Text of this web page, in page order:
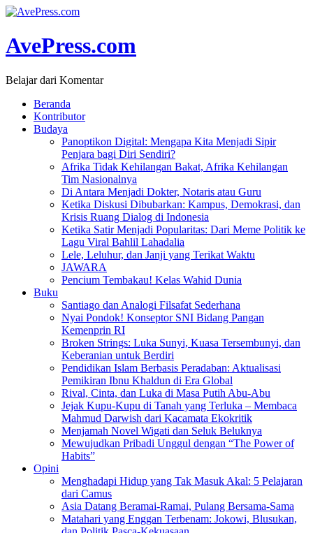
AvePress.com
Belajar dari Komentar
Beranda
Kontributor
Budaya
Panoptikon Digital: Mengapa Kita Menjadi Sipir
Penjara bagi Diri Sendiri?
Afrika Tidak Kehilangan Bakat, Afrika Kehilangan
Tim Nasionalnya
Di Antara Menjadi Dokter, Notaris atau Guru
Ketika Diskusi Dibubarkan: Kampus, Demokrasi, dan
Krisis Ruang Dialog di Indonesia
Ketika Satir Menjadi Popularitas: Dari Meme Politik ke
Lagu Viral Bahlil Lahadalia
Lele, Leluhur, dan Janji yang Terikat Waktu
JAWARA
Pencium Tembakau! Kelas Wahid Dunia
Buku
Santiago dan Analogi Filsafat Sederhana
Nyai Pondok! Konseptor SNI Bidang Pangan
Kemenprin RI
Broken Strings: Luka Sunyi, Kuasa Tersembunyi, dan
Keberanian untuk Berdiri
Pendidikan Islam Berbasis Peradaban: Aktualisasi
Pemikiran Ibnu Khaldun di Era Global
Rival, Cinta, dan Luka di Masa Putih Abu-Abu
Jejak Kupu-Kupu di Tanah yang Terluka – Membaca
Mahmud Darwish dari Kacamata Ekokritik
Menjamah Novel Wigati dan Seluk Beluknya
Mewujudkan Pribadi Unggul dengan “The Power of
Habits”
Opini
Menghadapi Hidup yang Tak Masuk Akal: 5 Pelajaran
dari Camus
Asia Datang Beramai-Ramai, Pulang Bersama-Sama
Matahari yang Enggan Terbenam: Jokowi, Blusukan,